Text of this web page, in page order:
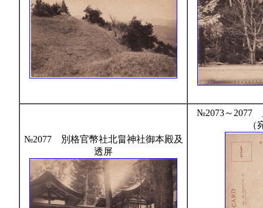
№2077 別格官幣社北畠神社御本殿及
透屏
№2073～2077
（